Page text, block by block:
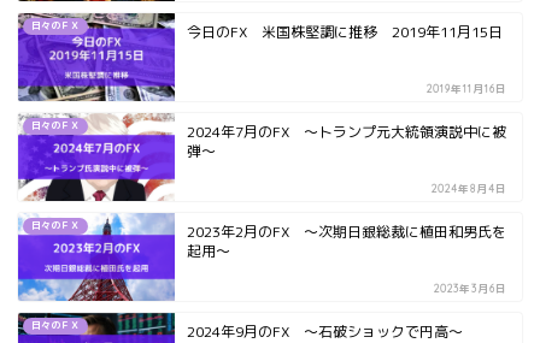
日々のＦＸ 今日のFX 米国株堅調に推移 2019年11月15日
2019年11月16日
日々のＦＸ
2024年7月のFX ～トランプ元大統領演説中に被
弾～
2024年8月4日
日々のＦＸ
2023年2月のFX ～次期日銀総裁に植田和男氏を
起用～
2023年3月6日
日々のＦＸ 2024年9月のFX ～石破ショックで円高～